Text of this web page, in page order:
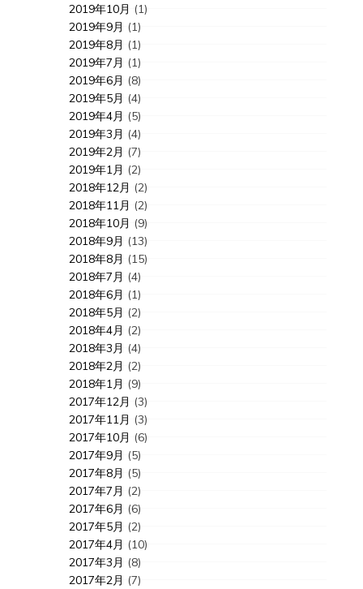
2019年10月 (1)
2019年9月 (1)
2019年8月 (1)
2019年7月 (1)
2019年6月 (8)
2019年5月 (4)
2019年4月 (5)
2019年3月 (4)
2019年2月 (7)
2019年1月 (2)
2018年12月 (2)
2018年11月 (2)
2018年10月 (9)
2018年9月 (13)
2018年8月 (15)
2018年7月 (4)
2018年6月 (1)
2018年5月 (2)
2018年4月 (2)
2018年3月 (4)
2018年2月 (2)
2018年1月 (9)
2017年12月 (3)
2017年11月 (3)
2017年10月 (6)
2017年9月 (5)
2017年8月 (5)
2017年7月 (2)
2017年6月 (6)
2017年5月 (2)
2017年4月 (10)
2017年3月 (8)
2017年2月 (7)